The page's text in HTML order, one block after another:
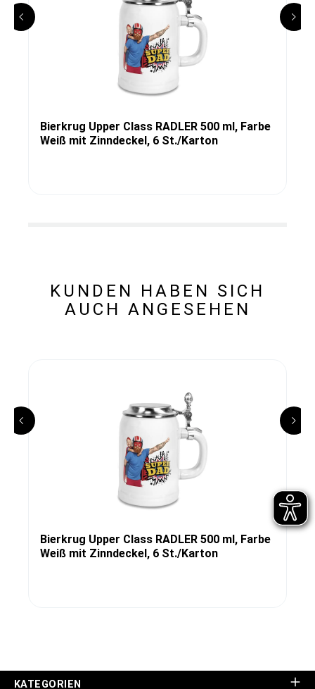
Bierkrug Upper Class RADLER 500 ml, Farbe
Weiß mit Zinndeckel, 6 St./Karton
KUNDEN HABEN SICH
AUCH ANGESEHEN
Bierkrug Upper Class RADLER 500 ml, Farbe
Weiß mit Zinndeckel, 6 St./Karton
KATEGORIEN